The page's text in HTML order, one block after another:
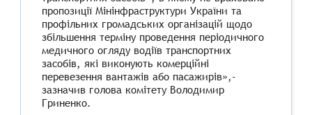
пропозиції Мінінфраструктури України та
профільних громадських організацій щодо
збільшення терміну проведення періодичного
медичного огляду водіїв транспортних
засобів, які виконують комерційні
перевезення вантажів або пасажирів»,-
зазначив голова комітету Володимир
Гриненко.